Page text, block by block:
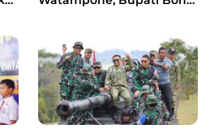
Semangat Membangun
Daerah